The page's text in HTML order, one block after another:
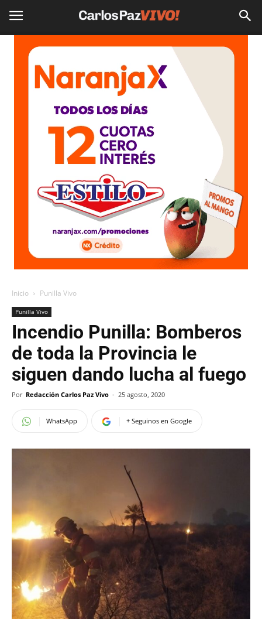
Inicio Punilla Vivo
Punilla Vivo
Incendio Punilla: Bomberos
de toda la Provincia le
siguen dando lucha al fuego
Por Redacción Carlos Paz Vivo - 25 agosto, 2020
WhatsApp + Seguinos en Google